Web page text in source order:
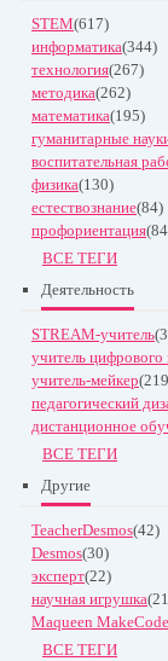
STEM(617)
информатика(344)
технология(267)
методика(262)
математика(195)
гуманитарные
воспитательная
физика(130)
естествознание(84)
профориентация
ВСЕ ТЕГИ
Деятельность
STREAM-учитель
учитель цифрового
учитель-мейкер
педагогический
дистанционное
ВСЕ ТЕГИ
Другие
TeacherDesmos(42)
Desmos(30)
эксперт(22)
научная игрушка
Maqueen
ВСЕ ТЕГИ